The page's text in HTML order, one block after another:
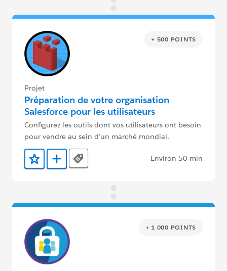
+ 500 POINTS
Projet
Préparation de votre organisation
Salesforce pour les utilisateurs
Configurez les outils dont vos utilisateurs ont besoin
pour vendre au sein d’un marché mondial.
Ajouter aux favoris
Ajouter au Trailmix
Tags Environ 50 min
+ 1 000 POINTS